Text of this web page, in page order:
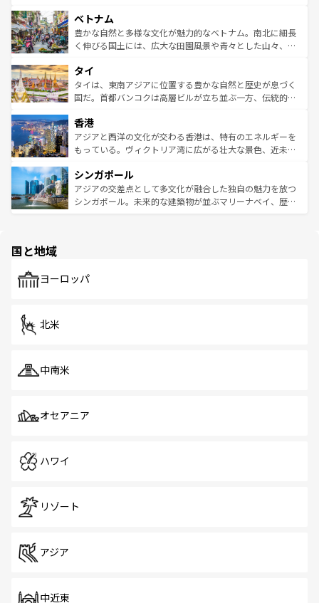
参照してほしい。
容にもいいと評判のスイーツなど、バラエティ豊かな料理
が味わえる。 なお、新着の台湾情報は コンテンツ一覧を参
照してほしい。
き、地方に足を延ばせば四季折々の自然美を楽しむことが
できる。そして、キムチや焼肉、絶品のストリートフード
まで、さまざまな韓国料理が待っている。夜には、韓国な
リティに包まれながら、韓国の多彩な魅力を心ゆくまで味
わってみてほしい。 なお、新着の韓国情報はコンテンツ一
覧を参照してほしい。
ベトナム
豊かな自然と多様な文化が魅力的なベトナム。南北に細長
く伸びる国土には、広大な田園風景や青々とした山々、世
急速な発展と共に伝統が息づく。ハノイの古い町並みやホ
ーチミン市のフランス統治時代の建物も、独特の雰囲気を
醸し出している。また、バラエティの豊かさとおいしさで
とつ。フォーやバインミー、ベトナムコーヒーなどは、ぜ
ひ現地で味わいたい。どの地域を訪れてもあたたかい人々
が旅行者を迎えてくれるので、きっと忘れられない旅にな
参照してほしい。
タイ
タイは、東南アジアに位置する豊かな自然と歴史が息づく
国だ。首都バンコクは高層ビルが立ち並ぶ一方、伝統的な
の活気が交差している。北部ではチェンマイなどの山岳地
帯で自然と触れ合い、南部ではプーケットやクラビの美し
いビーチでリゾート気分を楽しむことができる。タイ料理
激する。気候は一年中温暖で、どの季節にも異なる楽しみ
が待っている。親しみやすいタイの人々、仏教を中心とし
た文化、そして多様な観光資源が、訪れる旅人を魅了し続
香港
アジアと西洋の文化が交わる香港は、特有のエネルギーを
もっている。ヴィクトリア湾に広がる壮大な景色、近未来
み、どこを訪れても感動するはず。観光スポットが密集し
ており、効率よく見どころを回れるのも魅力。息をのむよ
うな絶景から文化的な体験まで、香港を存分に楽しみ尽く
シンガポール
アジアの交差点として多文化が融合した独自の魅力を放つ
シンガポール。未来的な建築物が並ぶマリーナベイ、歴史
で、ホーカーズは地元の風情を楽しめる外せないスポット
国と地域
ヨーロッパ
北米
中南米
オセアニア
ハワイ
リゾート
アジア
中近東